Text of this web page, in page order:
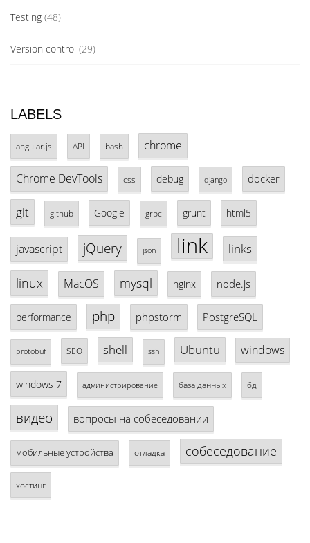
Testing (48)
Version control (29)
LABELS
angular.js API bash chrome
Chrome DevTools css debug django docker
git github Google grpc grunt html5
javascript jQuery json link links
linux MacOS mysql nginx node.js
performance php phpstorm PostgreSQL
protobuf SEO shell ssh Ubuntu windows
windows 7 администрирование база данных бд
видео вопросы на собеседовании
мобильные устройства отладка собеседование
хостинг